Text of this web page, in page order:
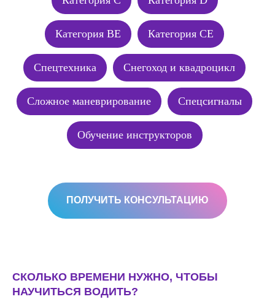
Категория BE Категория CE
Спецтехника Снегоход и квадроцикл
Сложное маневрирование Спецсигналы
Обучение инструкторов
ПОЛУЧИТЬ КОНСУЛЬТАЦИЮ
СКОЛЬКО ВРЕМЕНИ НУЖНО, ЧТОБЫ
НАУЧИТЬСЯ ВОДИТЬ?